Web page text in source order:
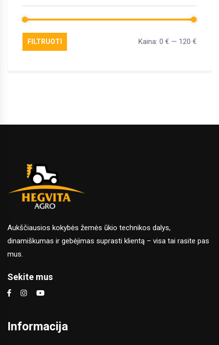
FILTRUOTI Kaina: 0 € — 120 €
Aukščiausios kokybės žemės ūkio technikos dalys,
dinamiškumas ir gebėjimas suprasti klientą – visa tai rasite pas
mus.
Sekite mus
Informacija